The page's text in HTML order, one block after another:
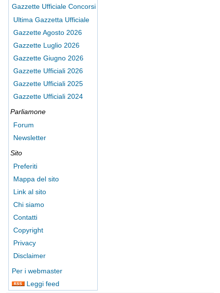
Gazzette Ufficiale Concorsi
Ultima Gazzetta Ufficiale
Gazzette Agosto 2026
Gazzette Luglio 2026
Gazzette Giugno 2026
Gazzette Ufficiali 2026
Gazzette Ufficiali 2025
Gazzette Ufficiali 2024
Parliamone
Forum
Newsletter
Sito
Preferiti
Mappa del sito
Link al sito
Chi siamo
Contatti
Copyright
Privacy
Disclaimer
Per i webmaster
Leggi feed